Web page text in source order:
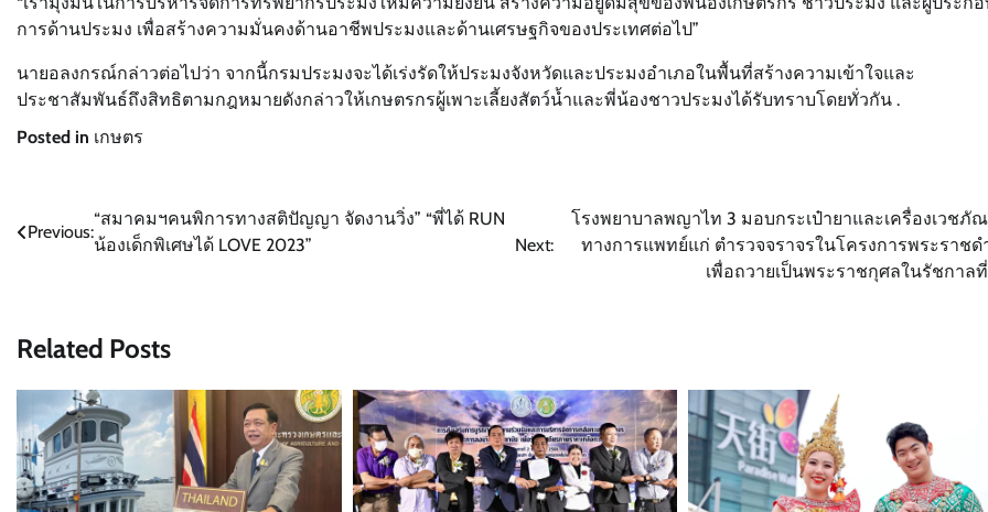
การด้านประมง เพื่อสร้างความมั่นคงด้านอาชีพประมงและด้านเศรษฐกิจของประเทศต่อไป”
นายอลงกรณ์กล่าวต่อไปว่า จากนี้กรมประมงจะได้เร่งรัดให้ประมงจังหวัดและประมงอำเภอในพื้นที่สร้างความเข้าใจและ
ประชาสัมพันธ์ถึงสิทธิตามกฎหมายดังกล่าวให้เกษตรกรผู้เพาะเลี้ยงสัตว์น้ำและพี่น้องชาวประมงได้รับทราบโดยทั่วกัน .
Posted in เกษตร
แนะแนว
Previous:
“สมาคมฯคนพิการทางสติปัญญา จัดงานวิ่ง” “พี่ได้ RUN
น้องเด็กพิเศษได้ LOVE 2023”
Next:
โรงพยาบาลพญาไท 3 มอบกระเป๋ายาและเครื่องเวชภั
ทางการแพทย์แก่ ตำรวจจราจรในโครงการพระราชด
เพื่อถวายเป็นพระราชกุศลในรัชกาล
Related Posts